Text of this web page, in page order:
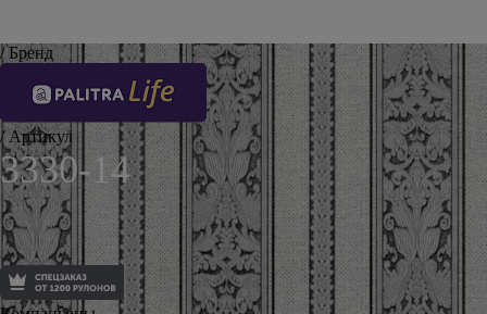
/ Бренд
/ Артикул
3330-14